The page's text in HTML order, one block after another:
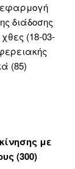
εφαρμογή
διάδοσης
(18-03-
(85)
με
(300)